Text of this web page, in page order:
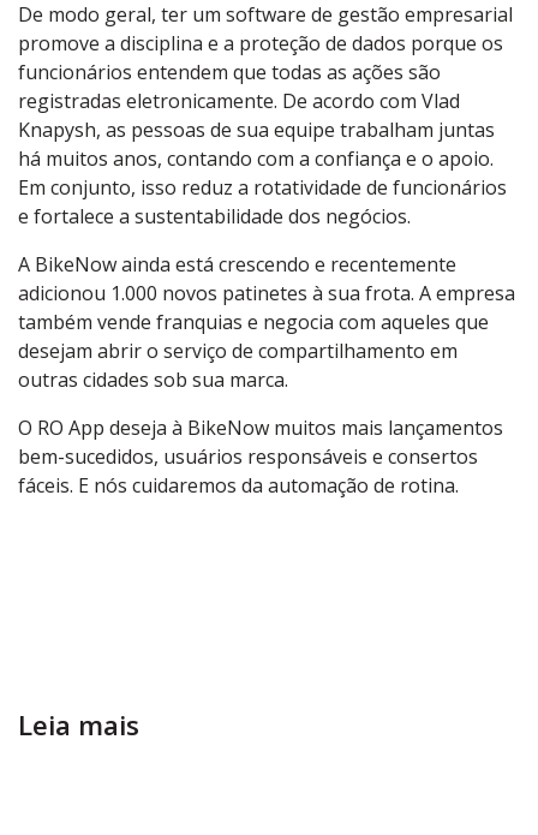
De modo geral, ter um software de gestão empresarial
promove a disciplina e a proteção de dados porque os
funcionários entendem que todas as ações são
registradas eletronicamente. De acordo com Vlad
Knapysh, as pessoas de sua equipe trabalham juntas
há muitos anos, contando com a confiança e o apoio.
Em conjunto, isso reduz a rotatividade de funcionários
e fortalece a sustentabilidade dos negócios.
A BikeNow ainda está crescendo e recentemente
adicionou 1.000 novos patinetes à sua frota. A empresa
também vende franquias e negocia com aqueles que
desejam abrir o serviço de compartilhamento em
outras cidades sob sua marca.
O RO App deseja à BikeNow muitos mais lançamentos
bem-sucedidos, usuários responsáveis e consertos
fáceis. E nós cuidaremos da automação de rotina.
Leia mais